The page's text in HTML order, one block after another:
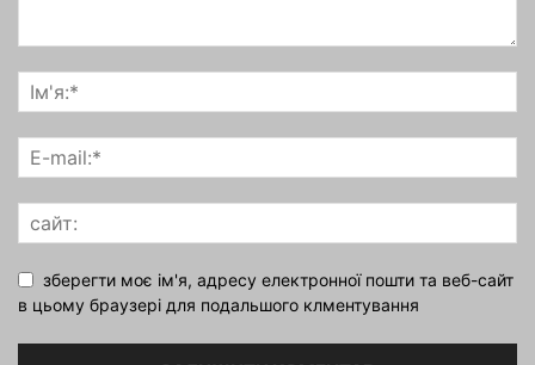
зберегти моє ім'я, адресу електронної пошти та веб-сайт
в цьому браузері для подальшого клментування